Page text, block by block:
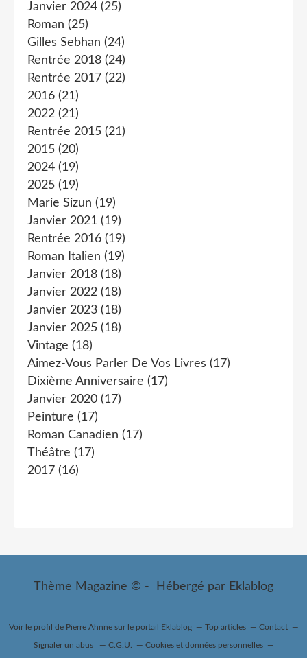
Janvier 2024 (25)
Roman (25)
Gilles Sebhan (24)
Rentrée 2018 (24)
Rentrée 2017 (22)
2016 (21)
2022 (21)
Rentrée 2015 (21)
2015 (20)
2024 (19)
2025 (19)
Marie Sizun (19)
Janvier 2021 (19)
Rentrée 2016 (19)
Roman Italien (19)
Janvier 2018 (18)
Janvier 2022 (18)
Janvier 2023 (18)
Janvier 2025 (18)
Vintage (18)
Aimez-Vous Parler De Vos Livres (17)
Dixième Anniversaire (17)
Janvier 2020 (17)
Peinture (17)
Roman Canadien (17)
Théâtre (17)
2017 (16)
Thème Magazine © - Hébergé par Eklablog
Voir le profil de Pierre Ahnnesur le portail Eklablog Top articles Contact
Signaler un abus C.G.U. Cookies et données personnelles